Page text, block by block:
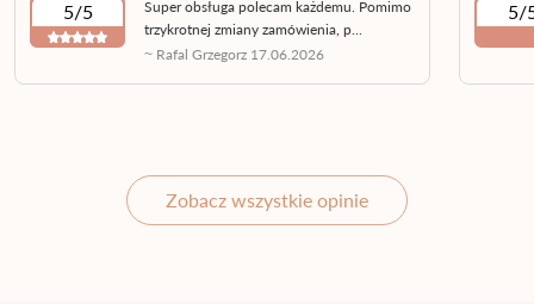
5/5
Super obsługa polecam każdemu. Pomimo
trzykrotnej zmiany zamówienia, p...
~ Rafal Grzegorz 17.06.2026
5/
Zobacz wszystkie opinie